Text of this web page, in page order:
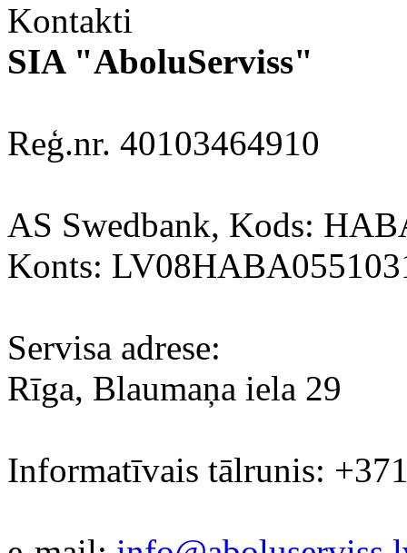
Kontakti
SIA "AboluServiss"
Reģ.nr. 40103464910
AS Swedbank, Kods:
Konts:
Servisa adrese:
Rīga, Blaumaņa iela 29
Informatīvais tālrunis: